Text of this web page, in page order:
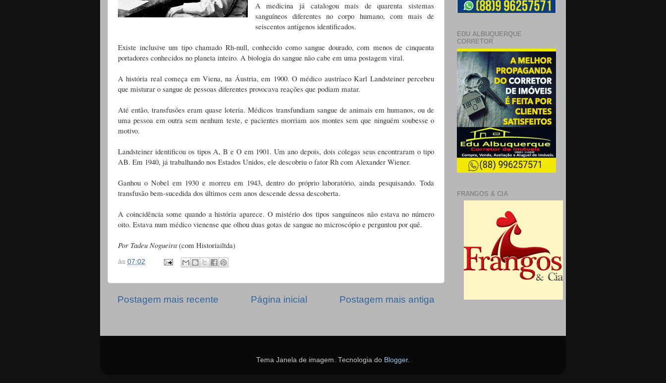
A medicina já catalogou mais de quarenta sistemas
sanguíneos diferentes no corpo humano, com mais de
seiscentos antígenos identificados.
Existe inclusive um tipo chamado Rh-null, conhecido como sangue dourado, com menos de cinquenta
portadores conhecidos no planeta inteiro. A biologia do sangue não cabe em uma postagem viral.
A história real começa em Viena, na Áustria, em 1900. O médico austríaco Karl Landsteiner percebeu
que misturar o sangue de pessoas diferentes provocava reações que podiam matar.
Até então, transfusões eram quase loteria. Médicos transfundiam sangue de animais em humanos, ou de
uma pessoa em outra sem nenhum teste, e pacientes morriam aos montes sem que ninguém soubesse o
motivo.
Landsteiner identificou os tipos A, B e O em 1901. Um ano depois, dois colegas seus encontraram o tipo
AB. Em 1940, já trabalhando nos Estados Unidos, ele descobriu o fator Rh com Alexander Wiener.
Ganhou o Nobel em 1930 e morreu em 1943, dentro do próprio laboratório, ainda pesquisando. Toda
transfusão bem-sucedida dos últimos cem anos descende dessa descoberta.
A coincidência some quando a história aparece. O mistério dos tipos sanguíneos não estava no número
oito. Estava num médico vienense que olhou duas gotas de sangue no microscópio e perguntou por quê.
Por Tadeu Nogueira (com Historiailtda)
às 07:02
Postagem mais recente Postagem mais antiga
Página inicial
EDU ALBUQUERQUE
CORRETOR
FRANGOS & CIA
Tema Janela de imagem. Tecnologia do Blogger.